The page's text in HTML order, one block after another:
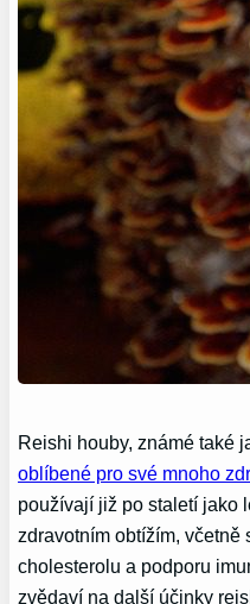
Reishi houby, známé také
oblíbené pro své mnoho
používají již po staletí jako
zdravotním obtížím,
cholesterolu a podporu
zvědaví na další účinky